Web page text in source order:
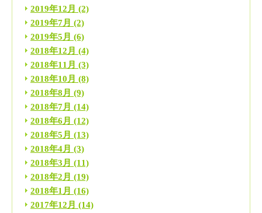
2019年12月 (2)
2019年7月 (2)
2019年5月 (6)
2018年12月 (4)
2018年11月 (3)
2018年10月 (8)
2018年8月 (9)
2018年7月 (14)
2018年6月 (12)
2018年5月 (13)
2018年4月 (3)
2018年3月 (11)
2018年2月 (19)
2018年1月 (16)
2017年12月 (14)